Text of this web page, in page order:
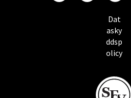
Dat
asky
ddsp
olicy